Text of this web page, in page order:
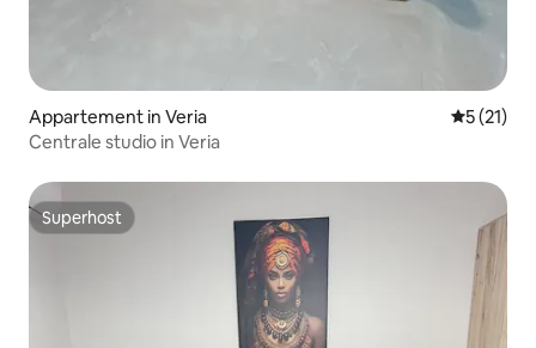
Appartement in Veria
5 (21)
Centrale studio in Veria
Superhost
Superhost